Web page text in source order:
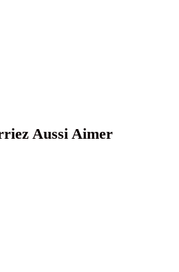
Aussi Aimer